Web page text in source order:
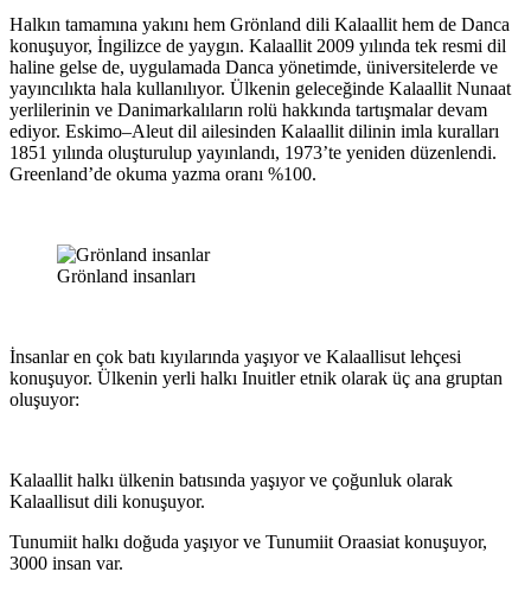
Halkın tamamına yakını hem Grönland dili Kalaallit hem de Danca
konuşuyor, İngilizce de yaygın. Kalaallit 2009 yılında tek resmi dil
haline gelse de, uygulamada Danca yönetimde, üniversitelerde ve
yayıncılıkta hala kullanılıyor. Ülkenin geleceğinde Kalaallit Nunaat
yerlilerinin ve Danimarkalıların rolü hakkında tartışmalar devam
ediyor. Eskimo–Aleut dil ailesinden Kalaallit dilinin imla kuralları
1851 yılında oluşturulup yayınlandı, 1973’te yeniden düzenlendi.
Greenland’de okuma yazma oranı %100.
Grönland insanları
İnsanlar en çok batı kıyılarında yaşıyor ve Kalaallisut lehçesi
konuşuyor. Ülkenin yerli halkı Inuitler etnik olarak üç ana gruptan
oluşuyor:
Kalaallit halkı ülkenin batısında yaşıyor ve çoğunluk olarak
Kalaallisut dili konuşuyor.
Tunumiit halkı doğuda yaşıyor ve Tunumiit Oraasiat konuşuyor,
3000 insan var.